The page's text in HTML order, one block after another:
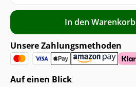
In den Warenkorb
Unsere Zahlungsmethoden
Auf einen Blick